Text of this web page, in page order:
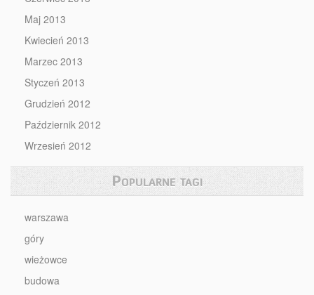
Maj 2013
Kwiecień 2013
Marzec 2013
Styczeń 2013
Grudzień 2012
Październik 2012
Wrzesień 2012
Popularne tagi
warszawa
góry
wieżowce
budowa